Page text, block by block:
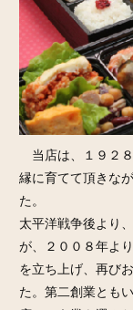
当店は、１９２
縁に育てて頂きな
た。
太平洋戦争後より
が、２００８年よ
を立ち上げ、再び
た。第二創業とも